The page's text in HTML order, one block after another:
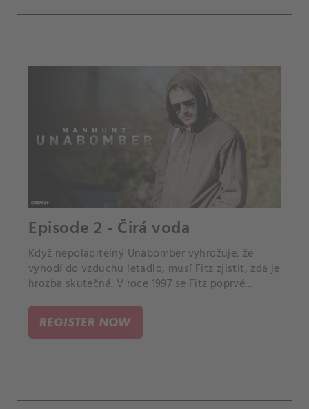
Episode 2 - Čirá voda
Když nepolapitelný Unabomber vyhrožuje, že
vyhodí do vzduchu letadlo, musí Fitz zjistit, zda je
hrozba skutečná. V roce 1997 se Fitz poprvé
REGISTER NOW